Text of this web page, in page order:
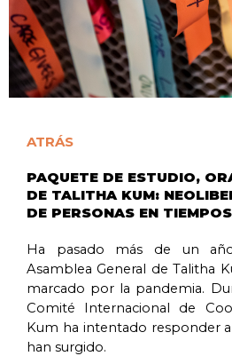
ATRÁS
PAQUETE DE ESTUDIO,
DE TALITHA KUM:
DE PERSONAS EN
Ha pasado más de un
Asamblea General de Talitha
marcado por la pandemia.
Comité Internacional de
Kum ha intentado responder
han surgido.